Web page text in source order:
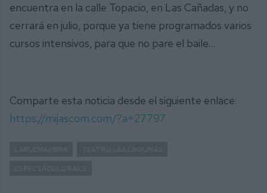
encuentra en la calle Topacio, en Las Cañadas, y no
cerrará en julio, porque ya tiene programados varios
cursos intensivos, para que no pare el baile…
Comparte esta noticia desde el siguiente enlace:
https://mijascom.com/?a=27797